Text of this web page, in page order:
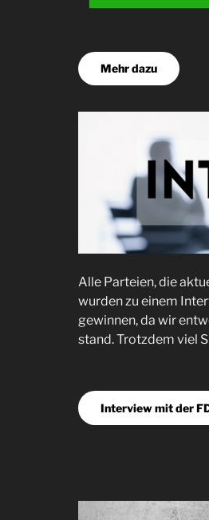
Mehr dazu
Alle Parteien, die
wurden zu einem
gewinnen, da wir
stand. Trotzdem viel
Interview mit der